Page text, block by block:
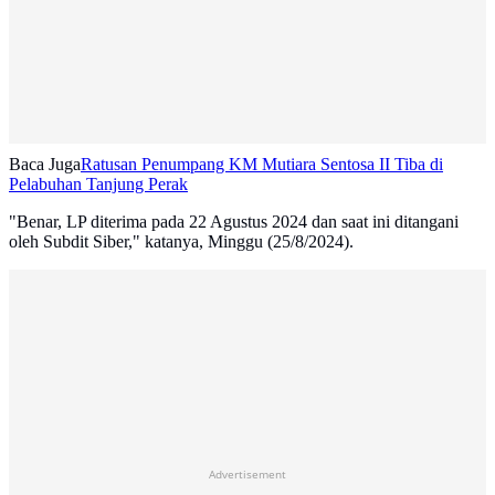
Baca JugaRatusan Penumpang KM Mutiara Sentosa II Tiba di
Pelabuhan Tanjung Perak
"Benar, LP diterima pada 22 Agustus 2024 dan saat ini ditangani
oleh Subdit Siber," katanya, Minggu (25/8/2024).
Advertisement